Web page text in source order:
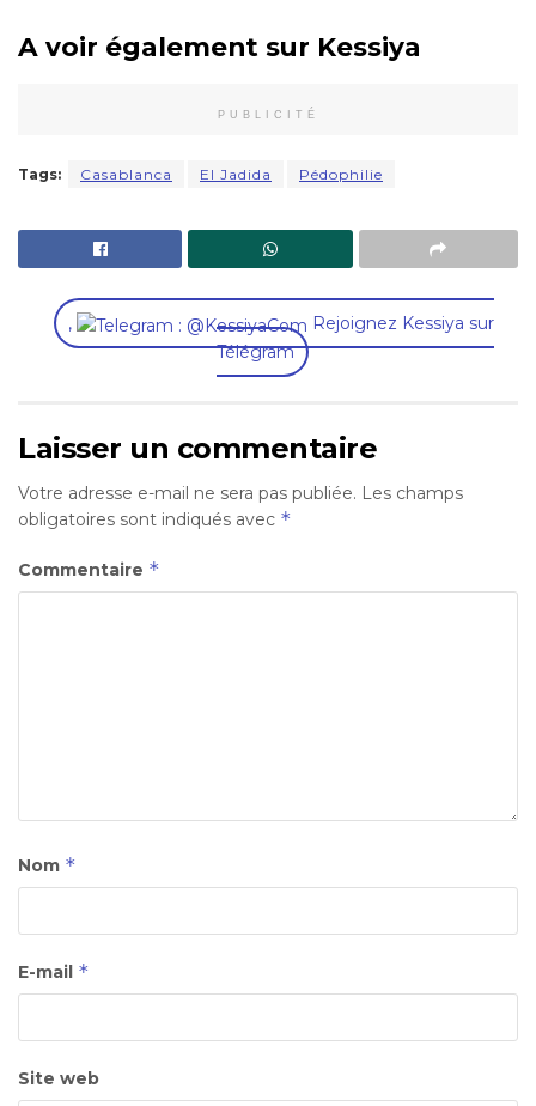
A voir également sur Kessiya
PUBLICITÉ
Tags: Casablanca El Jadida Pédophilie
,
Rejoignez Kessiya sur
Télégram
Laisser un commentaire
Votre adresse e-mail ne sera pas publiée. Les champs
obligatoires sont indiqués avec *
Commentaire *
Nom *
E-mail *
Site web